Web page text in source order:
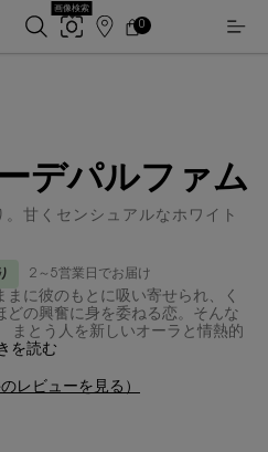
画像検索
店
舗
カ
ー
0
0 カート内の製品
デパルファム
甘くセンシュアルなホワイト
2～5営業日でお届け
に彼のもとに吸い寄せられ、く
どの興奮に身を委ねる恋。そんな
まとう人を新しいオーラと情熱的
を読む
のレビューを見る）